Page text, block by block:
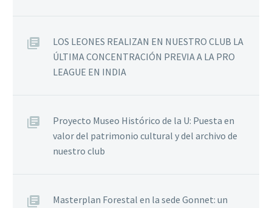
LOS LEONES REALIZAN EN NUESTRO CLUB LA
ÚLTIMA CONCENTRACIÓN PREVIA A LA PRO
LEAGUE EN INDIA
Proyecto Museo Histórico de la U: Puesta en
valor del patrimonio cultural y del archivo de
nuestro club
Masterplan Forestal en la sede Gonnet: un